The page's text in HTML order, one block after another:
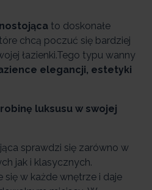
to doskonałe
chcą poczuć się bardziej
łazienki.Tego typu wanny
elegancji, estetyki
luksusu w swojej
sprawdzi się zarówno w
jak i klasycznych.
się w każde wnętrze i daje